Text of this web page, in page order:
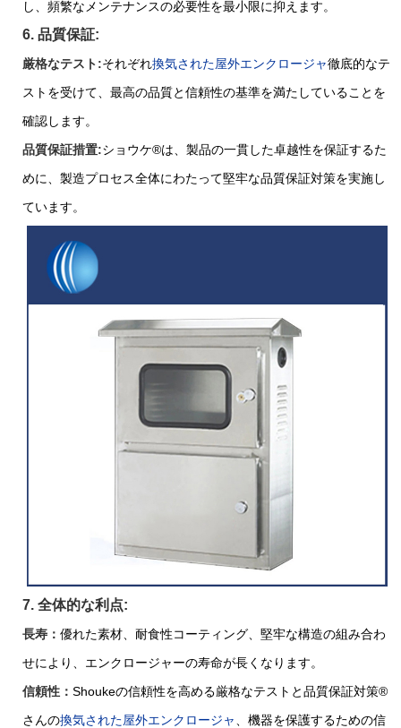
し、頻繁なメンテナンスの必要性を最小限に抑えます。
6. 品質保証:
厳格なテスト:それぞれ換気された屋外エンクロージャ徹底的なテ
ストを受けて、最高の品質と信頼性の基準を満たしていることを
確認します。
品質保証措置:ショウケ®は、製品の一貫した卓越性を保証するた
めに、製造プロセス全体にわたって堅牢な品質保証対策を実施し
ています。
7. 全体的な利点:
長寿： 優れた素材、耐食性コーティング、堅牢な構造の組み合わ
せにより、エンクロージャーの寿命が長くなります。
信頼性： Shoukeの信頼性を高める厳格なテストと品質保証対策®
さんの換気された屋外エンクロージャ
、機器を保護するための信